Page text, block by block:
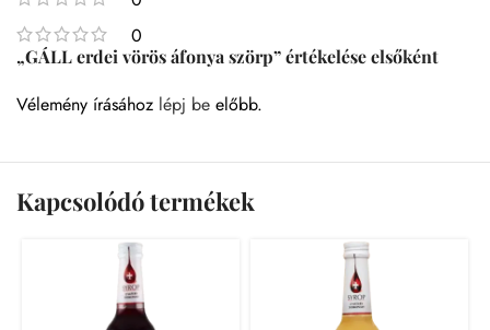
0
„GÁLL erdei vörös áfonya szörp” értékelése elsőként
Vélemény írásához lépj be előbb.
Kapcsolódó termékek